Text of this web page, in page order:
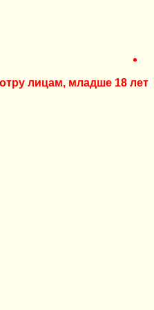
лицам, младше 18 лет